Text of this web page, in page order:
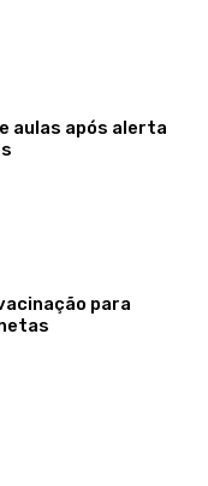
aulas após alerta
para